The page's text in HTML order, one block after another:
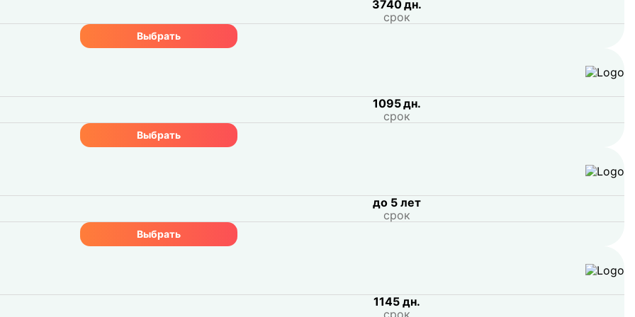
3740 дн.
срок
Выбрать
1095 дн.
срок
Выбрать
до 5 лет
срок
Выбрать
1145 дн.
срок